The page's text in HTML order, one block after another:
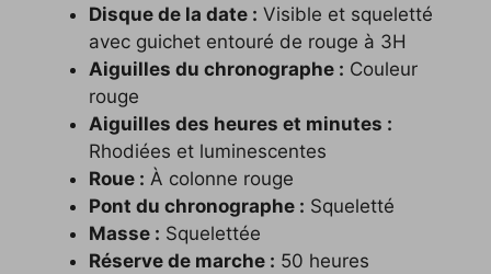
Disque de la date : Visible et squeletté
avec guichet entouré de rouge à 3H
Aiguilles du chronographe : Couleur
rouge
Aiguilles des heures et minutes :
Rhodiées et luminescentes
Roue : À colonne rouge
Pont du chronographe : Squeletté
Masse : Squelettée
Réserve de marche : 50 heures